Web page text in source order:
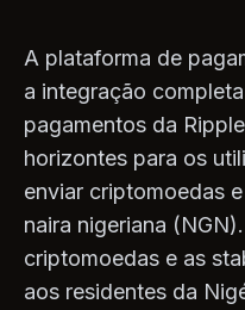
A plataforma de
a integração
pagamentos da
horizontes para os
enviar criptomoedas
naira nigeriana
criptomoedas e as
aos residentes da